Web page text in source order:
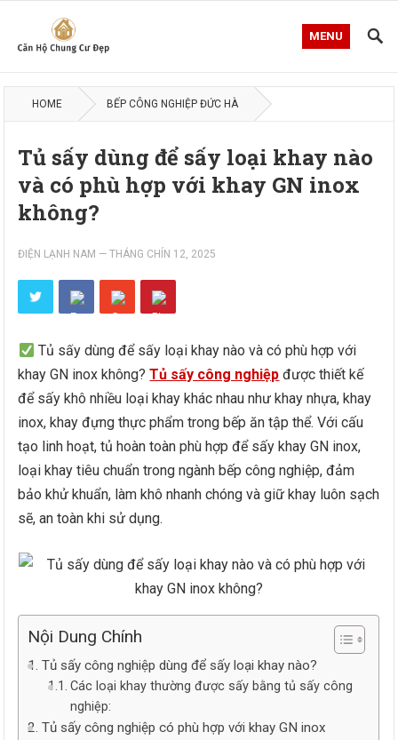
MENU
HOME BẾP CÔNG NGHIỆP ĐỨC HÀ
Tủ sấy dùng để sấy loại khay nào
và có phù hợp với khay GN inox
không?
ĐIỆN LẠNH NAM —THÁNG CHÍN 12, 2025
Tủ sấy dùng để sấy loại khay nào và có phù hợp với
khay GN inox không?Tủ sấy công nghiệp được thiết kế
để sấy khô nhiều loại khay khác nhau như khay nhựa, khay
inox, khay đựng thực phẩm trong bếp ăn tập thể. Với cấu
tạo linh hoạt, tủ hoàn toàn phù hợp để sấy khay GN inox,
loại khay tiêu chuẩn trong ngành bếp công nghiệp, đảm
bảo khử khuẩn, làm khô nhanh chóng và giữ khay luôn sạch
sẽ, an toàn khi sử dụng.
Nội Dung Chính
Tủ sấy công nghiệp dùng để sấy loại khay nào?
Các loại khay thường được sấy bằng tủ sấy công
nghiệp:
Tủ sấy công nghiệp có phù hợp với khay GN inox